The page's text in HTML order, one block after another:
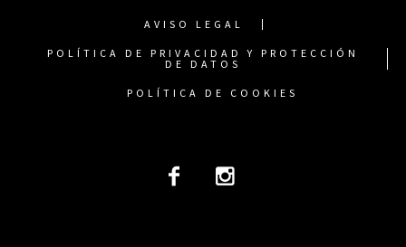
AVISO LEGAL
POLÍTICA DE PRIVACIDAD Y PROTECCIÓN
DE DATOS
POLÍTICA DE COOKIES